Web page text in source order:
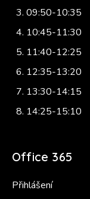
09:50-10:35
10:45-11:30
11:40-12:25
12:35-13:20
13:30-14:15
14:25-15:10
Office 365
Přihlášení